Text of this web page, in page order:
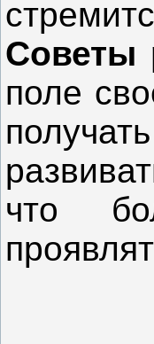
Советы
поле
что
Не